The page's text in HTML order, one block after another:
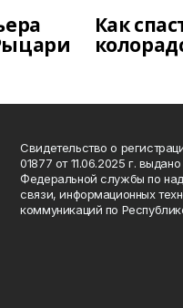
Как
Свидетельство о
01877 от 11.06.2025 г.
Федеральной службы по
связи, информационных
коммуникаций по